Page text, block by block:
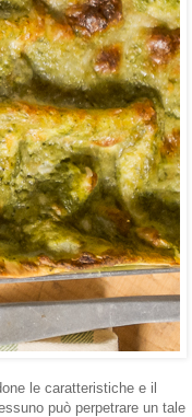
le caratteristiche e il
può perpetrare un tale